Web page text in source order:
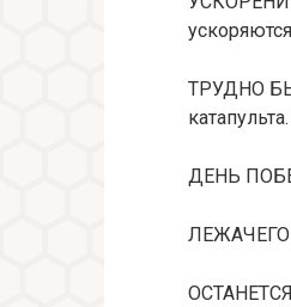
ТРУДНО
ДЕНЬ
ЛЕЖАЧЕГО